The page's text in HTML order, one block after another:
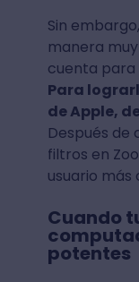
Sin
manera
cuenta
Para
de Apple,
Después
filtros en
usuario
Cuando
potentes